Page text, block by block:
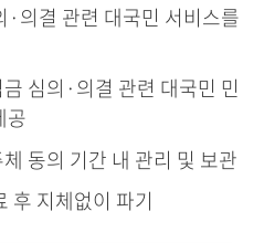
·의결 관련 대국민 서비스를
심의·의결 관련 대국민 민
공
동의 기간 내 관리 및 보관
후 지체없이 파기